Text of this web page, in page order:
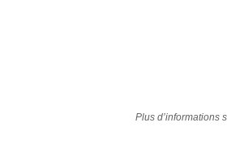
Plus d’informations